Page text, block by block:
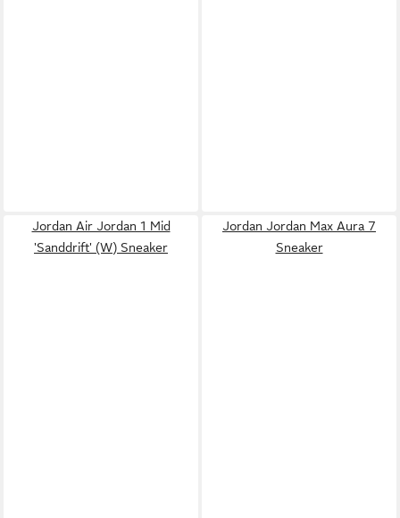
Jordan Air Jordan 1 Mid
'Sanddrift' (W) Sneaker
Jordan Jordan Max Aura 7
Sneaker